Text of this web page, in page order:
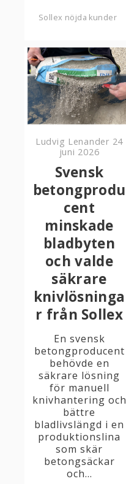
Sollex nöjda kunder
Ludvig Lenander 24
juni 2026
Svensk
betongprodu
cent
minskade
bladbyten
och valde
säkrare
knivlösninga
r från Sollex
En svensk
betongproducent
behövde en
säkrare lösning
för manuell
knivhantering och
bättre
bladlivslängd i en
produktionslina
som skär
betongsäckar
och...